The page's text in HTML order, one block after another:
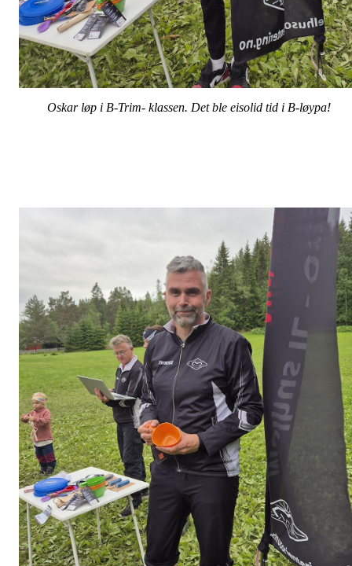
Oskar løp i B-Trim- klassen. Det ble eisolid tid i B-løypa!